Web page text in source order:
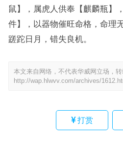
鼠】，属虎人供奉【麒麟瓶】
件】，以器物催旺命格，命理
蹉跎日月，错失良机。
本文来自网络，不代表华威网立场，转
http://wap.hlwvv.com/archives/
打赏